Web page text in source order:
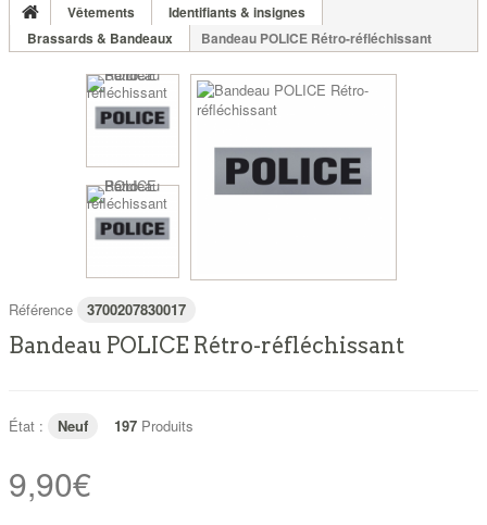
Vêtements
Identifiants & insignes
Brassards & Bandeaux
Bandeau POLICE Rétro-réfléchissant
Référence 3700207830017
Bandeau POLICE Rétro-réfléchissant
État : Neuf 197 Produits
9,90€